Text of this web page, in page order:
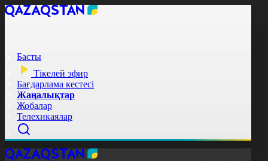
Басты
Тікелей эфир
Бағдарлама кестесі
Жаңалықтар
Жобалар
Телехикаялар